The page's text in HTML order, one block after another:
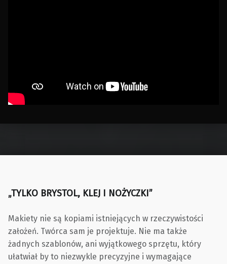
Skip back to main navigation
„TYLKO BRYSTOL, KLEJ I NOŻYCZKI”
Makiety nie są kopiami istniejących w rzeczywistości
założeń. Twórca sam je projektuje. Nie ma także
żadnych szablonów, ani wyjątkowego sprzętu, który
ułatwiał by to niezwykle precyzyjne i wymagające